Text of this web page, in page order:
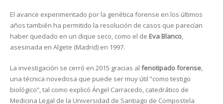
El avance experimentado por la genética forense en los últimos
años también ha permitido la resolución de casos que parecían
haber quedado en un dique seco, como el de Eva Blanco,
asesinada en Algete (Madrid) en 1997.
La investigación se cerró en 2015 gracias al fenotipado forense,
una técnica novedosa que puede ser muy útil “como testigo
biológico”, tal como explicó Ángel Carracedo, catedrático de
Medicina Legal de la Universidad de Santiago de Compostela